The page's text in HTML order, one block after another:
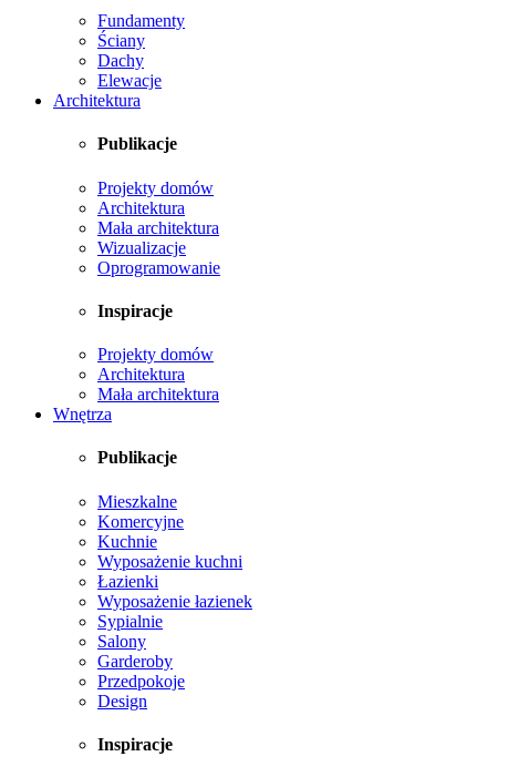
Fundamenty
Ściany
Dachy
Elewacje
Architektura
Publikacje
Projekty domów
Architektura
Mała architektura
Wizualizacje
Oprogramowanie
Inspiracje
Projekty domów
Architektura
Mała architektura
Wnętrza
Publikacje
Mieszkalne
Komercyjne
Kuchnie
Wyposażenie kuchni
Łazienki
Wyposażenie łazienek
Sypialnie
Salony
Garderoby
Przedpokoje
Design
Inspiracje